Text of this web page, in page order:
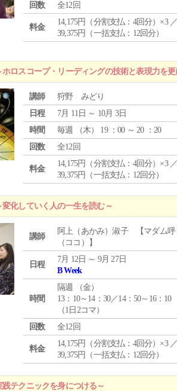
回数
全12回
料金
14,175円（分割支払：4回分）×3
39,375円（一括支払：12回分）
ロスコープ・リーディングの技術と表現力を
講師
狩野 みどり
日程
7月 11日 ～ 10月 3日
時間
毎週 （木） 19 ：00 ～ 20 ：20
回数
全12回
料金
14,175円（分割支払：4回分）×3
39,375円（一括支払：12回分）
化していく人の一生を読む～
講師
阿上（あかみ）淑子 【マダム呼
（ココ）】
日程
7月 12日 ～ 9月 27日
B Week
時間
隔週 （金）
13：10～14：30／14：50～16：10
（1日2コマ）
回数
全12回
料金
14,175円（分割支払：4回分）×3
39,375円（一括支払：12回分）
テクニックを身につける～